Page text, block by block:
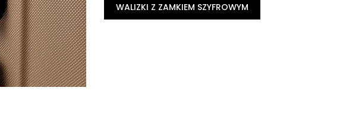
WALIZKI Z ZAMKIEM SZYFROWYM